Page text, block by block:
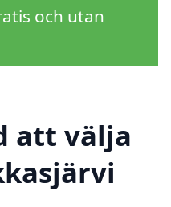
och utan
att välja